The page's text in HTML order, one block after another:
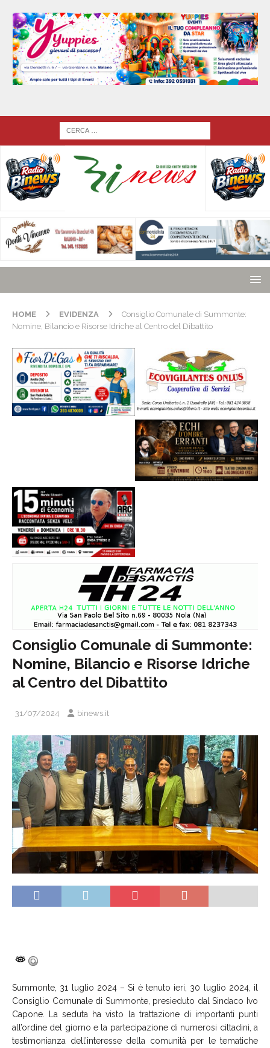
HOME EVIDENZA
Consiglio Comunale di Summonte:
Nomine, Bilancio e Risorse Idriche al Centro del Dibattito
Consiglio Comunale di Summonte:
Nomine, Bilancio e Risorse Idriche
al Centro del Dibattito
31/07/2024 binews.it
Summonte, 31 luglio 2024 – Si è tenuto ieri, 30 luglio 2024, il
Consiglio Comunale di Summonte, presieduto dal Sindaco Ivo
Capone. La seduta ha visto la trattazione di importanti punti
all’ordine del giorno e la partecipazione di numerosi cittadini, a
testimonianza dell’interesse della comunità per le tematiche